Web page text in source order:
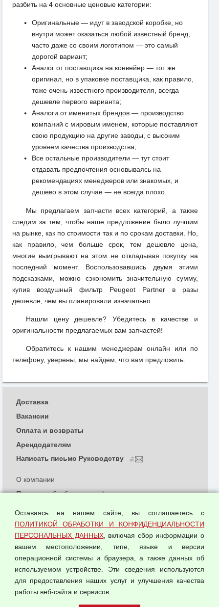
разбить на 4 основные ценовые категории:
Оригинальные — идут в заводской коробке, но
внутри может оказаться любой известный бренд,
часто даже со своим логотипом — это самый
дорогой вариант;
Аналог от поставщика на конвейер — тот же
оригинал, но в упаковке поставщика, как правило,
тоже очень известного производителя, всегда
дешевле первого варианта;
Аналоги от именитых брендов — производство
компаний с мировым именем, которые поставляют
свою продукцию на другие заводы, с высоким
уровнем качества производства;
Все остальные производители — тут стоит
отдавать предпочтения основываясь на
рекомендациях менеджеров или знакомых, и
дешево в этом случае — не всегда плохо.
Мы предлагаем запчасти всех категорий, а также
следим за тем, чтобы наше предложение было лучшим
на рынке, как по стоимости так и по срокам доставки. Но,
как правило, чем больше срок, тем дешевле цена,
многие выигрывают на этом не откладывая покупку на
последний момент. Воспользовавшись двумя этими
подсказками, можно сэкономить значительную сумму,
купив воздушный фильтр Peugeot Partner в разы
дешевле, чем вы планировали изначально.
Нашли цену дешевле? Убедитесь в качестве и
оригинальности предлагаемых вам запчастей!
Обратитесь к нашим менеджерам онлайн или по
телефону, уверены, мы найдем, что вам предложить.
© 2026 ООО "Феникс"
О компании
Политика обработки и конфиденциальности
Согласием на обработку персональных данных
Оферта оптовой купли-продажи
Публичная оферта
Доставка
Вакансии
Оплата и возвраты
Арендодателям
Написать письмо Руководству
Оставаясь на нашем сайте, вы соглашаетесь с
ПОЛИТИКОЙ ОБРАБОТКИ И КОНФИДЕНЦИАЛЬНОСТИ
ПЕРСОНАЛЬНЫХ ДАННЫХ, включая сбор информации о
вашем местоположении, типе, языке и версии
операционной системы и браузера, а также данных об
используемом устройстве. Эти сведения используются
для предоставления наших услуг и улучшения качества
работы веб-сайта и сервисов.